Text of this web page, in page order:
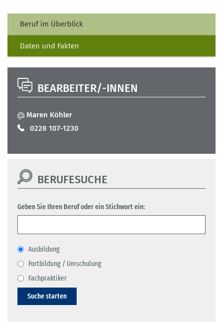
Beruf im Überblick
Daten und Fakten
BEARBEITER/-INNEN
Maren Köhler
0228 107-1230
BERUFESUCHE
Geben Sie Ihren Beruf oder ein Stichwort ein:
Ausbildung
Fortbildung / Umschulung
Fachpraktiker
Suche starten